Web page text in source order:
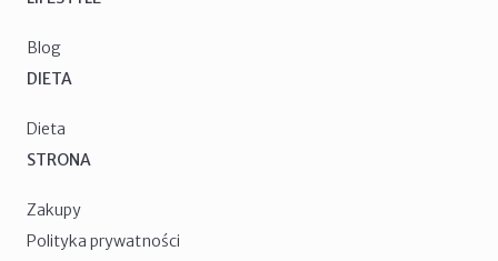
Blog
DIETA
Dieta
STRONA
Zakupy
Polityka prywatności